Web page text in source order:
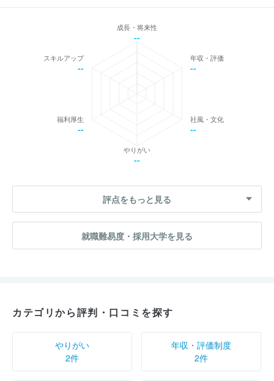
成長・将来性
--
年収・評価
--
社風・文化
--
やりがい
--
福利厚生
--
スキルアップ
--
評点をもっと見る
就職難易度・採用大学を見る
カテゴリから評判・口コミを探す
やりがい
2件
年収・評価制度
2件